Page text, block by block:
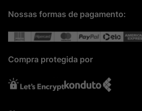
Nossas formas de pagamento:
Compra protegida por